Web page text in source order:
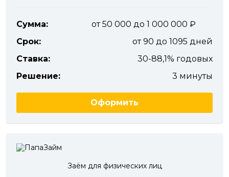
Сумма:
от 50 000 до 1 000 000
Срок:
от 90 до 1095 дней
Ставка:
30-88,1% годовых
Решение:
3 минуты
Оформить
Заём для физических лиц